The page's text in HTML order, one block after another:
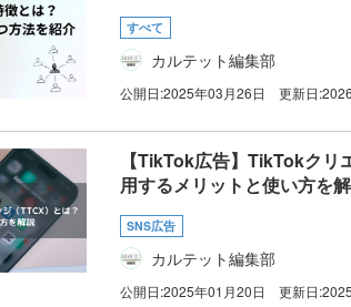
すべて
カルテット編集部
公開日:2025年03月26日 更新日:
【TikTok広告】​TikTokク
用するメリットと使い方を
SNS広告
カルテット編集部
公開日:2025年01月20日 更新日: